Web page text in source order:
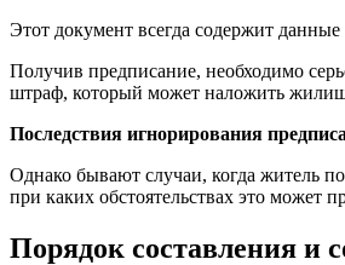
Этот документ всегда содержит
Получив предписание, необходимо
штраф, который может наложить
Последствия игнорирования
Однако бывают случаи, когда житель
при каких обстоятельствах это может
Порядок составления и